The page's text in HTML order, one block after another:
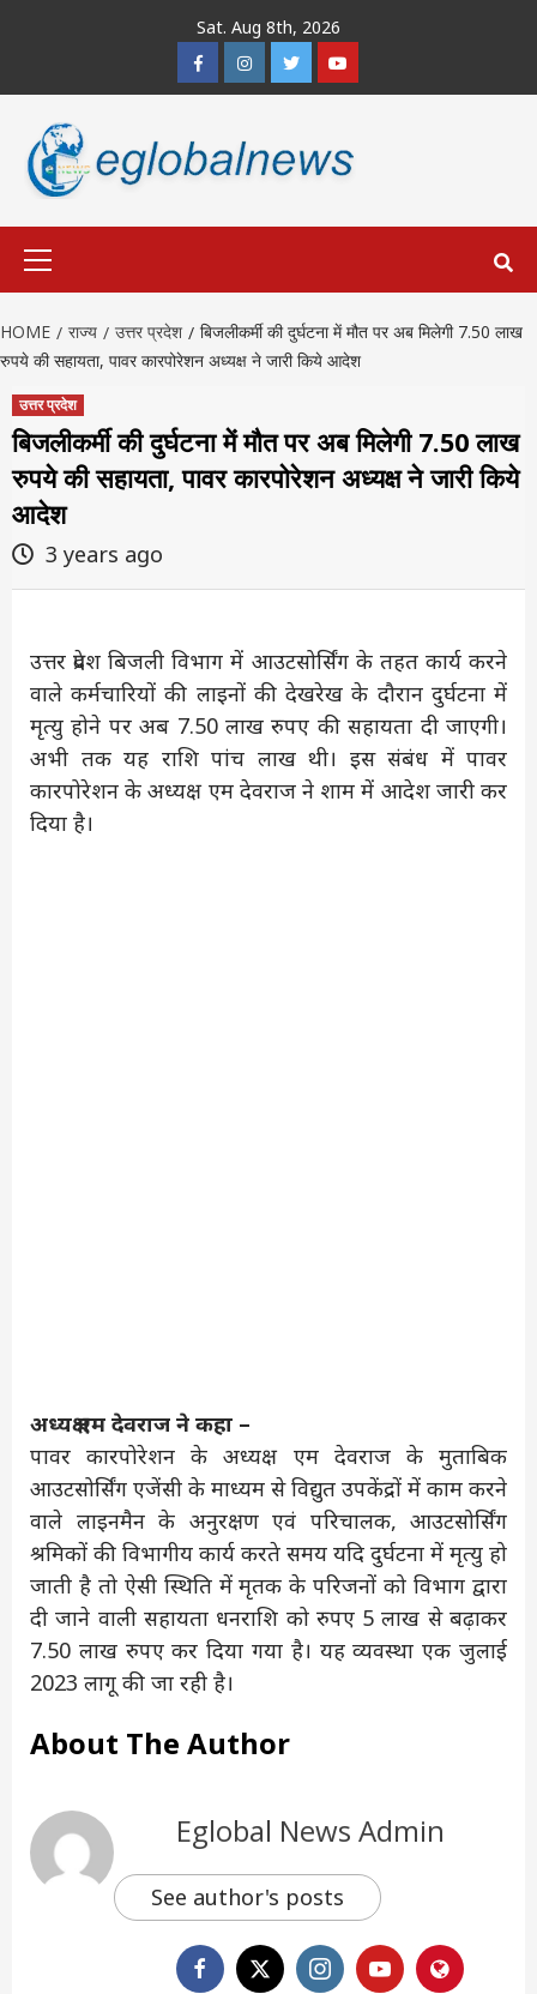
Sat. Aug 8th, 2026
FacebookInstagramTwitterYoutube
HOME राज्य उत्तर प्रदेश
बिजलीकर्मी की दुर्घटना में मौत पर अब मिलेगी 7.50 लाख
रुपये की सहायता, पावर कारपोरेशन अध्यक्ष ने जारी किये आदेश
उत्तर प्रदेश
बिजलीकर्मी की दुर्घटना में मौत पर अब मिलेगी 7.50 लाख
रुपये की सहायता, पावर कारपोरेशन अध्यक्ष ने जारी किये
आदेश
3 years ago
उत्तर प्रदेश बिजली विभाग में आउटसोर्सिंग के तहत कार्य करने
वाले कर्मचारियों की लाइनों की देखरेख के दौरान दुर्घटना में
मृत्यु होने पर अब 7.50 लाख रुपए की सहायता दी जाएगी।
अभी तक यह राशि पांच लाख थी। इस संबंध में पावर
कारपोरेशन के अध्यक्ष एम देवराज ने शाम में आदेश जारी कर
दिया है।
अध्यक्ष एम देवराज ने कहा –
पावर कारपोरेशन के अध्यक्ष एम देवराज के मुताबिक
आउटसोर्सिंग एजेंसी के माध्यम से विद्युत उपकेंद्रों में काम करने
वाले लाइनमैन के अनुरक्षण एवं परिचालक, आउटसोर्सिंग
श्रमिकों की विभागीय कार्य करते समय यदि दुर्घटना में मृत्यु हो
जाती है तो ऐसी स्थिति में मृतक के परिजनों को विभाग द्वारा
दी जाने वाली सहायता धनराशि को रुपए 5 लाख से बढ़ाकर
7.50 लाख रुपए कर दिया गया है। यह व्यवस्था एक जुलाई
2023 लागू की जा रही है।
About The Author
Eglobal News Admin
See author's posts